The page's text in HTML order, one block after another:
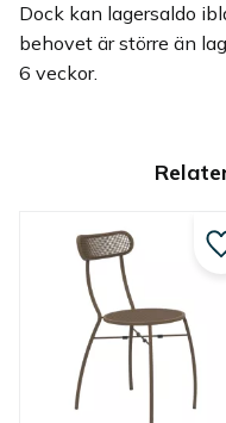
Dock kan lagersaldo
behovet är större än
6 veckor.